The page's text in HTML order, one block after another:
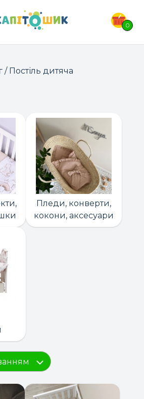
0
ТОВАРІВ:
/ Постіль дитяча
Пледи, конверти,
кокони, аксесуари